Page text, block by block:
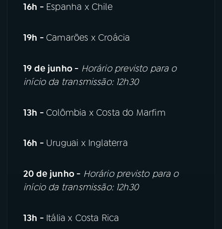
16h - Espanha x Chile
19h - Camarões x Croácia
19 de junho - Horário previsto para o
início da transmissão: 12h30
13h - Colômbia x Costa do Marfim
16h - Uruguai x Inglaterra
20 de junho - Horário previsto para o
início da transmissão: 12h30
13h - Itália x Costa Rica